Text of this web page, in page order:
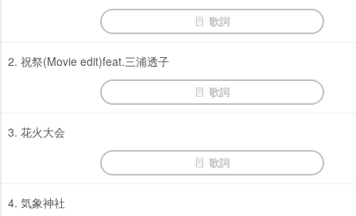
歌詞
2. 祝祭(Movie edit)feat.三浦透子
歌詞
3. 花火大会
歌詞
4. 気象神社